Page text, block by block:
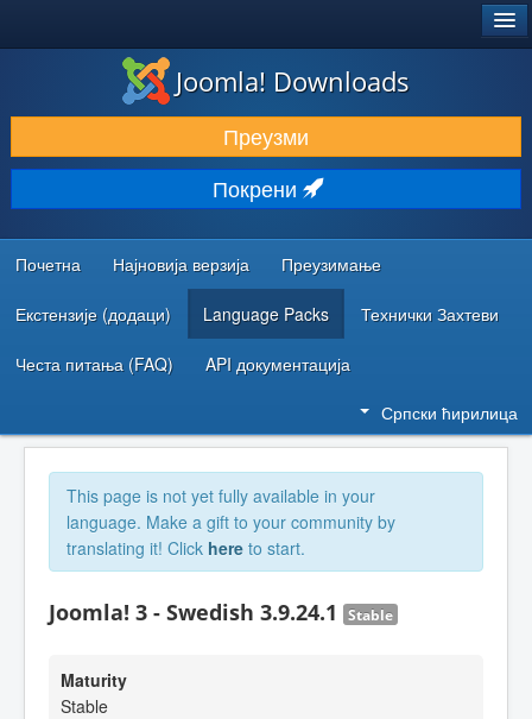
ПРЕУЗИМАЊЕ И ПРОШИРЕЊА (ЕКСТЕНЗИЈЕ)
ОТКРИЈТЕ И НАУЧИТЕ
ЗАЈЕДНИЦА И ПОДРШКА
РЕСУРСИ ЗА РАЗВОЈ
Joomla! Downloads
Преузми
Покрени
Почетна Најновија верзија Преузимање
Екстензије (додаци) Language Packs Технички Захтеви
Честа питања (FAQ) API документација
Српски ћирилица
This page is not yet fully available in your
language. Make a gift to your community by
translating it! Click here to start.
Joomla! 3 - Swedish 3.9.24.1 Stable
Maturity
Stable